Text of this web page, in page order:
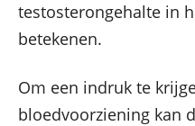
testosterongehalte in
betekenen.
Om een indruk te
bloedvoorziening kan